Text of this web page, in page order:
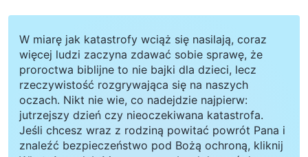
W miarę jak katastrofy wciąż się nasilają, coraz
więcej ludzi zaczyna zdawać sobie sprawę, że
proroctwa biblijne to nie bajki dla dzieci, lecz
rzeczywistość rozgrywająca się na naszych
oczach. Nikt nie wie, co nadejdzie najpierw:
jutrzejszy dzień czy nieoczekiwana katastrofa.
Jeśli chcesz wraz z rodziną powitać powrót Pana i
znaleźć bezpieczeństwo pod Bożą ochroną, kliknij